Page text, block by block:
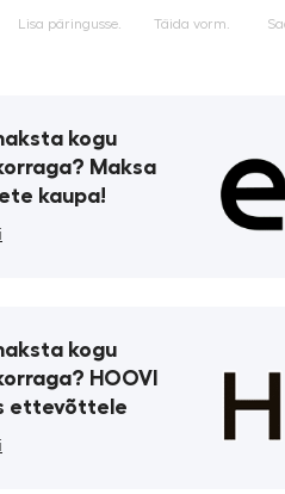
Lisa päringusse. Täida vorm.
kogu
Maksa
kaupa!
kogu
HOOVI
ettevõttele